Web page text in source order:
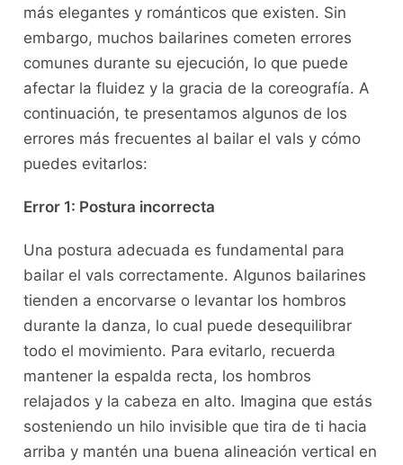
más elegantes y románticos que existen. Sin‌
embargo, muchos bailarines⁢ cometen⁤ errores
comunes durante ‍su ejecución, lo que puede
afectar la fluidez‌ y ⁣la gracia de la coreografía. A
continuación, te presentamos algunos de los
errores ​más frecuentes al bailar el vals y cómo
puedes ‍evitarlos:
Error 1: Postura incorrecta
Una⁣ postura adecuada‌ es fundamental para
bailar el vals correctamente. Algunos bailarines
tienden a encorvarse o levantar los hombros
durante la danza, lo ‍cual puede desequilibrar
todo el movimiento. Para evitarlo, recuerda
mantener la‌ espalda recta, los ​hombros
⁣relajados​ y la cabeza en alto. Imagina⁤ que estás
sosteniendo un‌ hilo invisible que tira ‌de ti hacia
arriba y mantén una buena alineación vertical ⁢en